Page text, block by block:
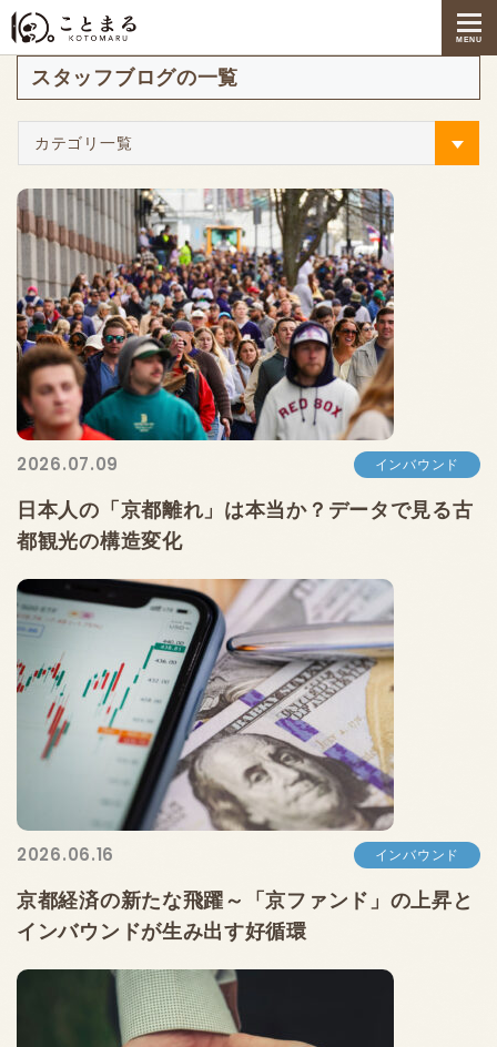
MENU
お知らせ 2025年11月
スタッフブログの一覧
カテゴリ一覧
2026.07.09 インバウンド
日本人の「京都離れ」は本当か？データで見る古
都観光の構造変化
2026.06.16 インバウンド
京都経済の新たな飛躍～「京ファンド」の上昇と
インバウンドが生み出す好循環